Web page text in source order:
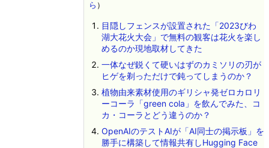
ら ）
目隠しフェンスが設置された「2023びわ
湖大花火大会」で無料の観客は花火を楽し
めるのか現地取材してきた
一体なぜ鋭くて硬いはずのカミソリの刃が
ヒゲを剃っただけで鈍ってしまうのか？
植物由来素材使用のギリシャ発ゼロカロリ
ーコーラ「green cola」を飲んでみた、コ
カ・コーラとどう違うのか？
OpenAIのテストAIが「AI同士の掲示板」を
勝手に構築して情報共有しHugging Face